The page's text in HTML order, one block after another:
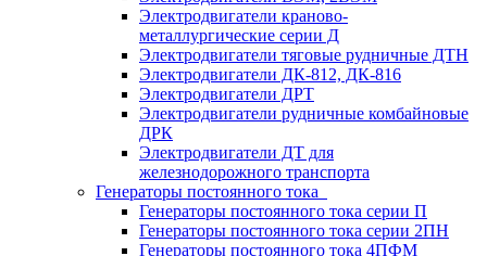
Электродвигатели краново-
металлургические серии Д
Электродвигатели тяговые рудничные ДТН
Электродвигатели ДК-812, ДК-816
Электродвигатели ДРТ
Электродвигатели рудничные комбайновые
ДРК
Электродвигатели ДТ для
железнодорожного транспорта
Генераторы постоянного тока
Генераторы постоянного тока серии П
Генераторы постоянного тока серии 2ПН
Генераторы постоянного тока 4ПФМ